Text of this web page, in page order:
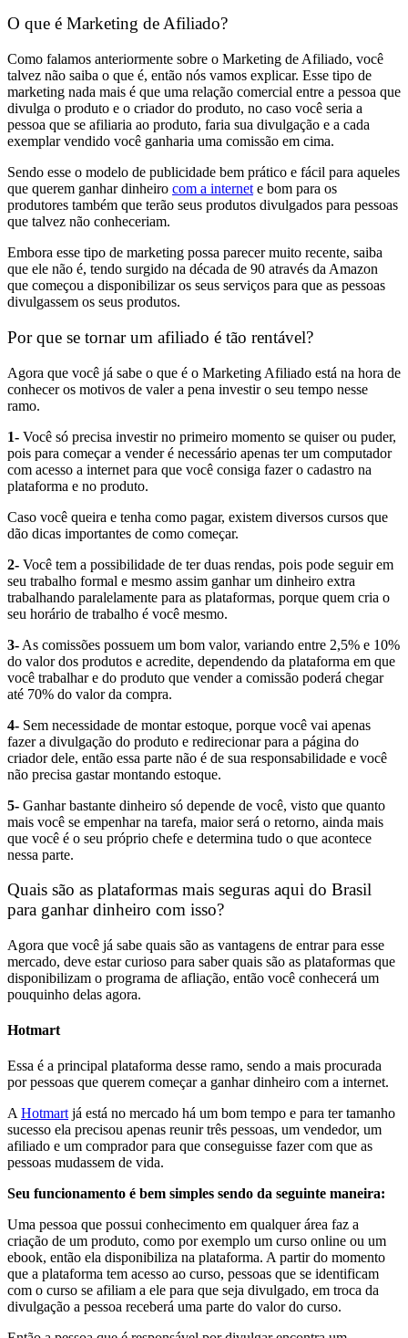
O que é Marketing de Afiliado?
Como falamos anteriormente sobre o Marketing de Afiliado, você
talvez não saiba o que é, então nós vamos explicar. Esse tipo de
marketing nada mais é que uma relação comercial entre a pessoa que
divulga o produto e o criador do produto, no caso você seria a
pessoa que se afiliaria ao produto, faria sua divulgação e a cada
exemplar vendido você ganharia uma comissão em cima.
Sendo esse o modelo de publicidade bem prático e fácil para aqueles
que querem ganhar dinheiro com a internet e bom para os
produtores também que terão seus produtos divulgados para pessoas
que talvez não conheceriam.
Embora esse tipo de marketing possa parecer muito recente, saiba
que ele não é, tendo surgido na década de 90 através da Amazon
que começou a disponibilizar os seus serviços para que as pessoas
divulgassem os seus produtos.
Por que se tornar um afiliado é tão rentável?
Agora que você já sabe o que é o Marketing Afiliado está na hora de
conhecer os motivos de valer a pena investir o seu tempo nesse
ramo.
1- Você só precisa investir no primeiro momento se quiser ou puder,
pois para começar a vender é necessário apenas ter um computador
com acesso a internet para que você consiga fazer o cadastro na
plataforma e no produto.
Caso você queira e tenha como pagar, existem diversos cursos que
dão dicas importantes de como começar.
2- Você tem a possibilidade de ter duas rendas, pois pode seguir em
seu trabalho formal e mesmo assim ganhar um dinheiro extra
trabalhando paralelamente para as plataformas, porque quem cria o
seu horário de trabalho é você mesmo.
3- As comissões possuem um bom valor, variando entre 2,5% e 10%
do valor dos produtos e acredite, dependendo da plataforma em que
você trabalhar e do produto que vender a comissão poderá chegar
até 70% do valor da compra.
4- Sem necessidade de montar estoque, porque você vai apenas
fazer a divulgação do produto e redirecionar para a página do
criador dele, então essa parte não é de sua responsabilidade e você
não precisa gastar montando estoque.
5- Ganhar bastante dinheiro só depende de você, visto que quanto
mais você se empenhar na tarefa, maior será o retorno, ainda mais
que você é o seu próprio chefe e determina tudo o que acontece
nessa parte.
Quais são as plataformas mais seguras aqui do Brasil
para ganhar dinheiro com isso?
Agora que você já sabe quais são as vantagens de entrar para esse
mercado, deve estar curioso para saber quais são as plataformas que
disponibilizam o programa de afliação, então você conhecerá um
pouquinho delas agora.
Hotmart
Essa é a principal plataforma desse ramo, sendo a mais procurada
por pessoas que querem começar a ganhar dinheiro com a internet.
AHotmartjá está no mercado há um bom tempo e para ter tamanho
sucesso ela precisou apenas reunir três pessoas, um vendedor, um
afiliado e um comprador para que conseguisse fazer com que as
pessoas mudassem de vida.
Seu funcionamento é bem simples sendo da seguinte maneira:
Uma pessoa que possui conhecimento em qualquer área faz a
criação de um produto, como por exemplo um curso online ou um
ebook, então ela disponibiliza na plataforma. A partir do momento
que a plataforma tem acesso ao curso, pessoas que se identificam
com o curso se afiliam a ele para que seja divulgado, em troca da
divulgação a pessoa receberá uma parte do valor do curso.